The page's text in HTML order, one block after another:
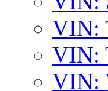
VIN:
VIN:
VIN: